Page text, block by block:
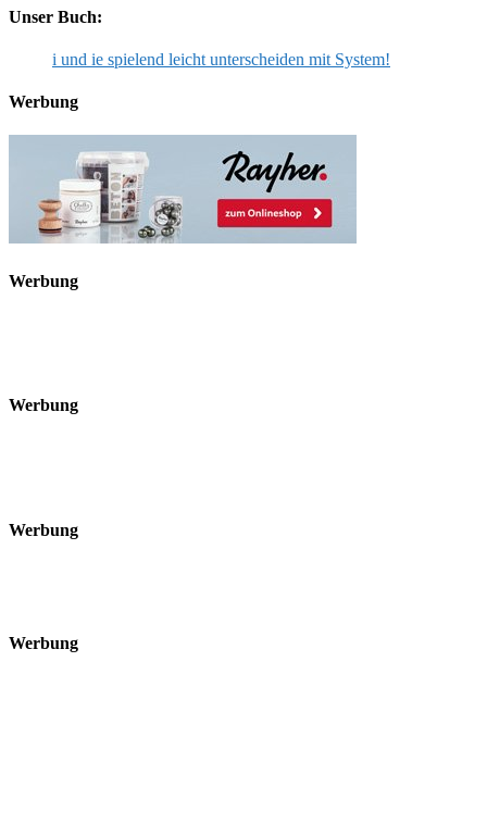
Unser Buch:
i und ie spielend leicht unterscheiden mit System!
Werbung
Werbung
Werbung
Werbung
Werbung